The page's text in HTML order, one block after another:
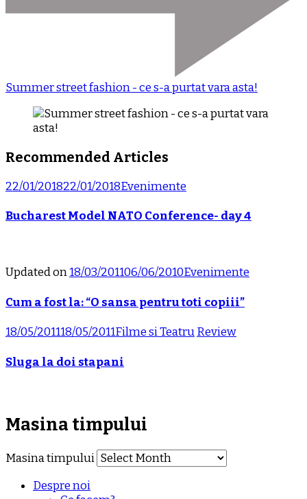
Summer street fashion - ce s-a purtat vara asta!
Recommended Articles
22/01/201822/01/2018Evenimente
Bucharest Model NATO Conference- day 4
Updated on18/03/201106/06/2010Evenimente
Cum a fost la: “O sansa pentru toti copiii”
18/05/201118/05/2011Filme si TeatruReview
Sluga la doi stapani
Masina timpului
Masina timpului
Despre noi